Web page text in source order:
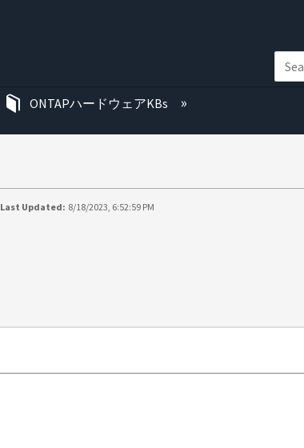
ONTAPハードウェアKBs
Last Updated: 8/18/2023, 6:52:59 PM